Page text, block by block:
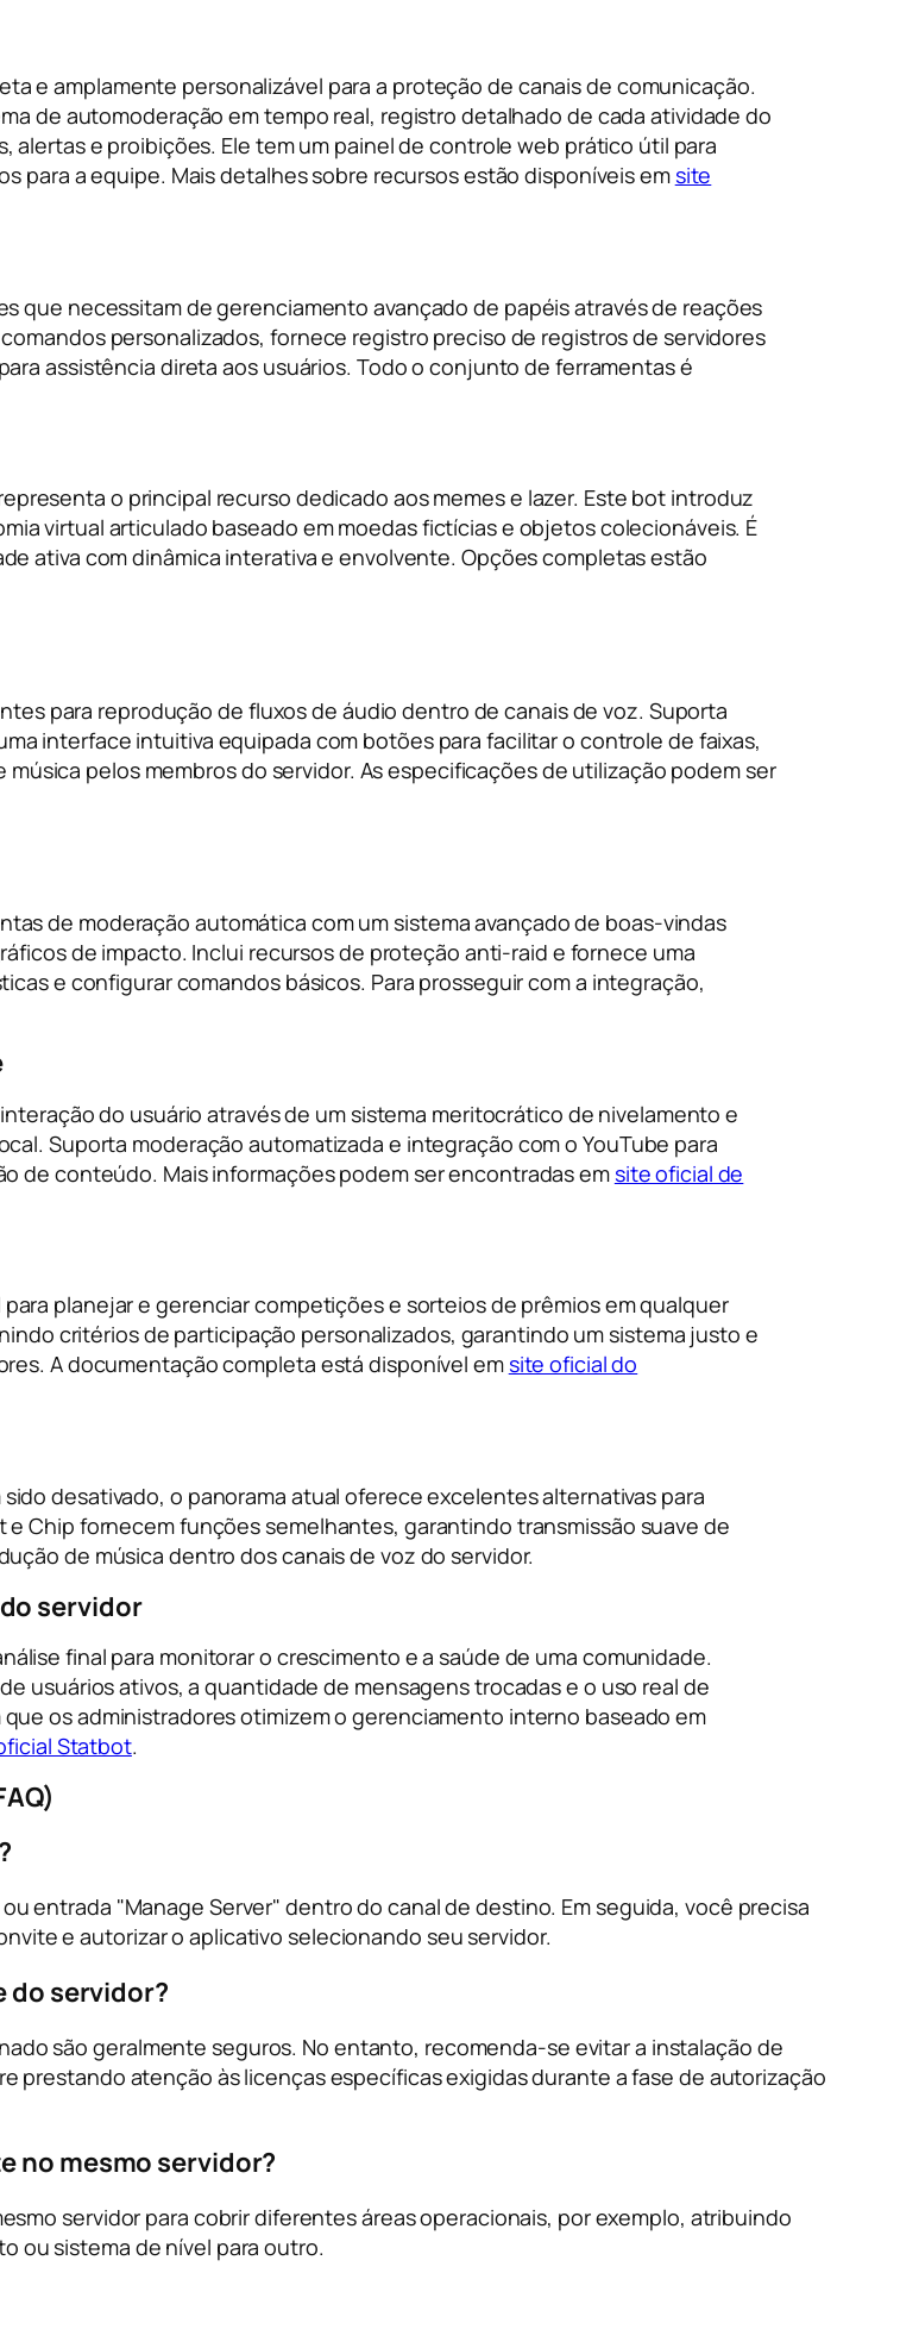
e amplamente personalizável para a proteção de canais de comunicação.
de automoderação em tempo real, registro detalhado de cada atividade do
alertas e proibições. Ele tem um painel de controle web prático útil para
para a equipe. Mais detalhes sobre recursos estão disponíveis emsite
que necessitam de gerenciamento avançado de papéis através de reações
personalizados, fornece registro preciso de registros de servidores
assistência direta aos usuários. Todo o conjunto de ferramentas é
o principal recurso dedicado aos memes e lazer. Este bot introduz
virtual articulado baseado em moedas fictícias e objetos colecionáveis. É
ativa com dinâmica interativa e envolvente. Opções completas estão
para reprodução de fluxos de áudio dentro de canais de voz. Suporta
interface intuitiva equipada com botões para facilitar o controle de faixas,
pelos membros do servidor. As especificações de utilização podem ser
de moderação automática com um sistema avançado de boas-vindas
de impacto. Inclui recursos de proteção anti-raid e fornece uma
e configurar comandos básicos. Para prosseguir com a integração,
do usuário através de um sistema meritocrático de nivelamento e
Suporta moderação automatizada e integração com o YouTube para
de conteúdo. Mais informações podem ser encontradas emsite oficial de
planejar e gerenciar competições e sorteios de prêmios em qualquer
critérios de participação personalizados, garantindo um sistema justo e
A documentação completa está disponível emsite oficial do
desativado, o panorama atual oferece excelentes alternativas para
Chip fornecem funções semelhantes, garantindo transmissão suave de
de música dentro dos canais de voz do servidor.
servidor
final para monitorar o crescimento e a saúde de uma comunidade.
usuários ativos, a quantidade de mensagens trocadas e o uso real de
os administradores otimizem o gerenciamento interno baseado em
Statbot.
entrada "Manage Server" dentro do canal de destino. Em seguida, você precisa
e autorizar o aplicativo selecionando seu servidor.
do servidor?
são geralmente seguros. No entanto, recomenda-se evitar a instalação de
prestando atenção às licenças específicas exigidas durante a fase de autorização
no mesmo servidor?
servidor para cobrir diferentes áreas operacionais, por exemplo, atribuindo
ou sistema de nível para outro.